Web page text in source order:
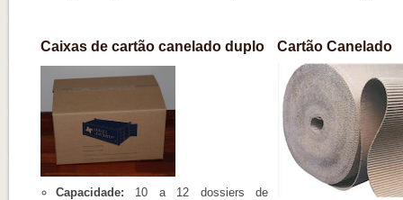
Caixas de cartão canelado duplo Cartão Canelado
Capacidade: 10 a 12 dossiers de